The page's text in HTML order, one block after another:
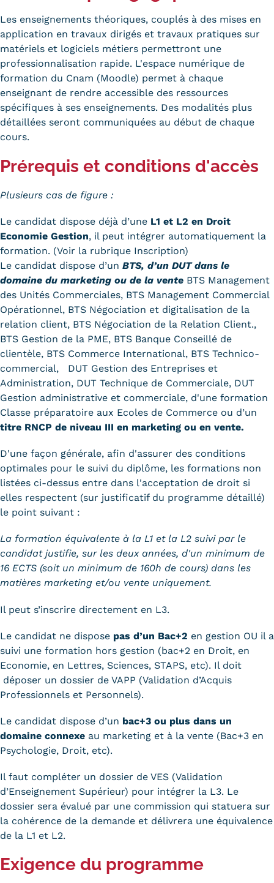
Les enseignements théoriques, couplés à des mises en
application en travaux dirigés et travaux pratiques sur
matériels et logiciels métiers permettront une
professionnalisation rapide. L'espace numérique de
formation du Cnam (Moodle) permet à chaque
enseignant de rendre accessible des ressources
spécifiques à ses enseignements. Des modalités plus
détaillées seront communiquées au début de chaque
cours.
Prérequis et conditions d'accès
Plusieurs cas de figure :
Le candidat dispose déjà d’une L1 et L2 en Droit
Economie Gestion, il peut intégrer automatiquement la
formation. (Voir la rubrique Inscription)
Le candidat dispose d’un BTS, d’un DUT dans le
domaine du marketing ou de la vente BTS Management
des Unités Commerciales, BTS Management Commercial
Opérationnel, BTS Négociation et digitalisation de la
relation client, BTS Négociation de la Relation Client.,
BTS Gestion de la PME, BTS Banque Conseillé de
clientèle, BTS Commerce International, BTS Technico-
commercial, DUT Gestion des Entreprises et
Administration, DUT Technique de Commerciale, DUT
Gestion administrative et commerciale, d'une formation
Classe préparatoire aux Ecoles de Commerce ou d’un
titre RNCP de niveau III en marketing ou en vente.
D'une façon générale, afin d'assurer des conditions
optimales pour le suivi du diplôme, les formations non
listées ci-dessus entre dans l'acceptation de droit si
elles respectent (sur justificatif du programme détaillé)
le point suivant :
La formation équivalente à la L1 et la L2 suivi par le
candidat justifie, sur les deux années, d'un minimum de
16 ECTS (soit un minimum de 160h de cours) dans les
matières marketing et/ou vente uniquement.
Il peut s’inscrire directement en L3.
Le candidat ne dispose pas d’un Bac+2 en gestion OU il a
suivi une formation hors gestion (bac+2 en Droit, en
Economie, en Lettres, Sciences, STAPS, etc). Il doit
déposer un dossier de VAPP (Validation d’Acquis
Professionnels et Personnels).
Le candidat dispose d’un bac+3 ou plus dans un
domaine connexe au marketing et à la vente (Bac+3 en
Psychologie, Droit, etc).
Il faut compléter un dossier de VES (Validation
d’Enseignement Supérieur) pour intégrer la L3. Le
dossier sera évalué par une commission qui statuera sur
la cohérence de la demande et délivrera une équivalence
de la L1 et L2.
Exigence du programme